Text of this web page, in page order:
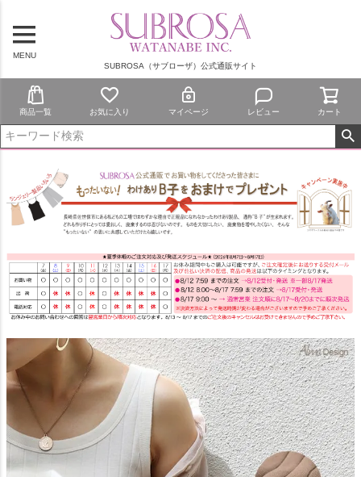
MENU
SUBROSA（サブローザ）公式通販サイト
商品一覧 お気に入り マイページ レビュー カート